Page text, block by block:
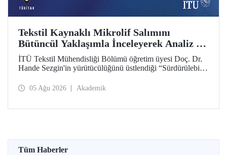
Tekstil Kaynaklı Mikrolif Salımını
Bütüncül Yaklaşımla İnceleyerek Analiz ve
Azaltım Stratejileri Geliştirecek Projeye
TÜBİTAK Desteği
İTÜ Tekstil Mühendisliği Bölümü öğretim üyesi Doç. Dr.
Hande Sezgin'in yürütücülüğünü üstlendiği “Sürdürülebilir
Koşullarına Bağlı Mikrolif Salımı: Aşınma, UV Maruziyeti
05 Ağu 2026 Akademik
Tüm Haberler